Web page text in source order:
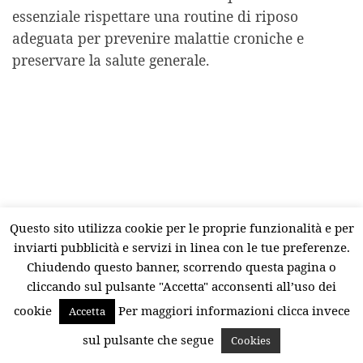
essenziale rispettare una routine di riposo
adeguata per prevenire malattie croniche e
preservare la salute generale.
Questo sito utilizza cookie per le proprie funzionalità e per
inviarti pubblicità e servizi in linea con le tue preferenze.
Chiudendo questo banner, scorrendo questa pagina o
cliccando sul pulsante "Accetta" acconsenti all’uso dei
cookie
Accetta
Per maggiori informazioni clicca invece
sul pulsante che segue
Cookies